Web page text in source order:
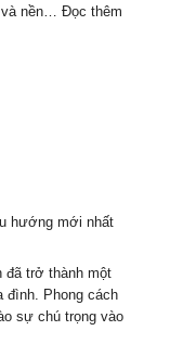
nền… Đọc thêm
hướng mới nhất
đã trở thành một
đình. Phong cách
sự chú trọng vào